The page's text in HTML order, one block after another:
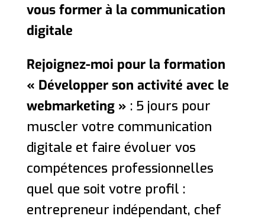
vous former à la communication
digitale
Rejoignez-moi pour la formation
« Développer son activité avec le
webmarketing » : 5 jours pour
muscler votre communication
digitale et faire évoluer vos
compétences professionnelles
quel que soit votre profil :
entrepreneur indépendant, chef